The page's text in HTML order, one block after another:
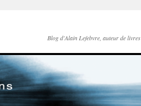
Blog d'Alain Lefebvre, auteur de livres